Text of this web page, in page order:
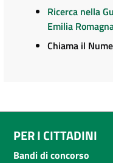
Ricerca nella
Emilia
Chiama il
PER I CITTADINI
Bandi di concorso